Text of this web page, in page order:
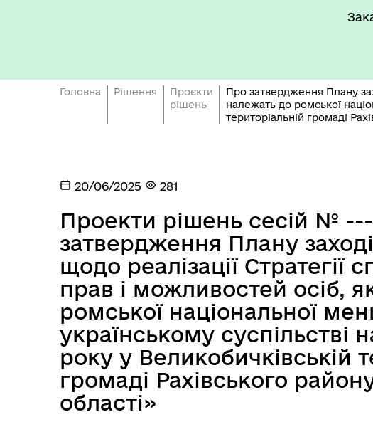
Головна Рішення
Проєкти
рішень
Про затвердження Плану
належать до ромської
територіальній громаді
20/06/2025 281
Проекти рішень сесій №
затвердження Плану
щодо реалізації Стратегії
прав і можливостей осіб,
ромської національної
українському суспільстві
року у Великобичківській
громаді Рахівського
області»